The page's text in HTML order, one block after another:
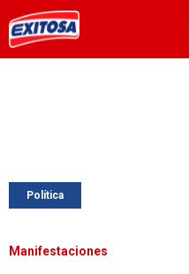
Política
Manifestaciones